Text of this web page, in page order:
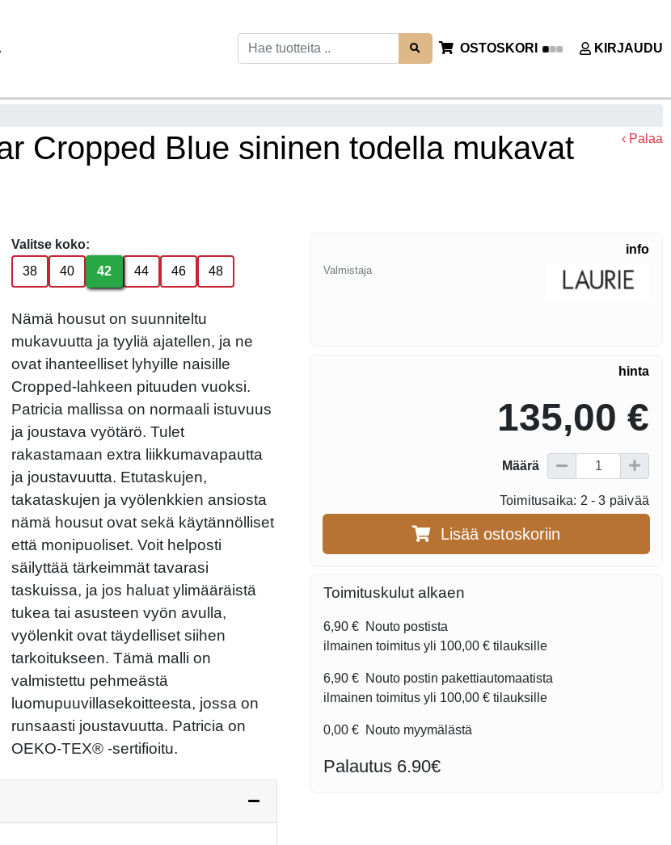
OSTOSKORI KIRJAUDU
Cropped Blue sininen todella mukavat
‹ Palaa
Valitse koko:
38
40 42 44 46 48
Nämä housut on suunniteltu
mukavuutta ja tyyliä ajatellen, ja ne
ovat ihanteelliset lyhyille naisille
Cropped-lahkeen pituuden vuoksi.
Patricia mallissa on normaali istuvuus
ja joustava vyötärö. Tulet
rakastamaan extra liikkumavapautta
ja joustavuutta. Etutaskujen,
takataskujen ja vyölenkkien ansiosta
nämä housut ovat sekä käytännölliset
että monipuoliset. Voit helposti
säilyttää tärkeimmät tavarasi
taskuissa, ja jos haluat ylimääräistä
tukea tai asusteen vyön avulla,
vyölenkit ovat täydelliset siihen
tarkoitukseen. Tämä malli on
valmistettu pehmeästä
luomupuuvillasekoitteesta, jossa on
runsaasti joustavuutta. Patricia on
OEKO-TEX® -sertifioitu.
info
Valmistaja
hinta
135,00 €
Määrä
Toimitusaika: 2 - 3 päivää
Lisää ostoskoriin
Toimituskulut alkaen
6,90 € Nouto postista
ilmainen toimitus yli 100,00 € tilauksille
6,90 € Nouto postin pakettiautomaatista
ilmainen toimitus yli 100,00 € tilauksille
0,00 € Nouto myymälästä
Palautus 6.90€